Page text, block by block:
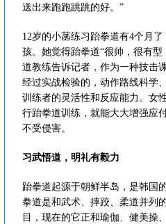
送出来跑跑跳跳的好。”
12岁的小菡练习跆拳道有4个月
孩。她觉得跆拳道“很帅，很有
道教练告诉记者，作为一种技击
经过实战检验的，动作路线科学
训练者的灵活性和反应能力。女
行跆拳道训练，就能大大增强应
不受侵害。
习武悟道，明礼有毅力
跆拳道起源于朝鲜半岛，是韩国
拳道是和武术、摔跤、柔道并列
目，现在的它正和瑜伽、健美操